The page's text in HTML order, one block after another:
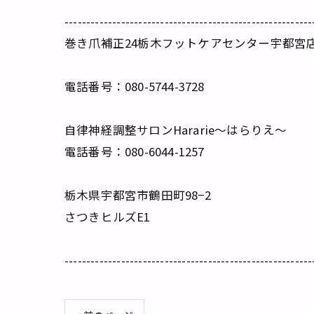
巻き爪補正24栃木フットケアセンター宇都宮
電話番号：080-5744-3728
自律神経調整サロンHararie〜はらりえ〜
電話番号：080-6044-1257
栃木県宇都宮市鶴田町98−2
さつきヒルズE1